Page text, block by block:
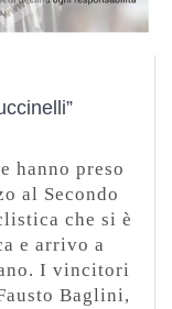
hanno preso
al Secondo
che si è
e arrivo a
I vincitori
Baglini,